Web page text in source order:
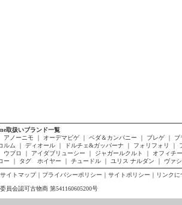
取扱いブランド一覧
アノーニモ ｜ オーデマピゲ ｜ ベダ＆カンパニー ｜ ブレゲ ｜
ブ
ルム ｜ ディオール ｜ ドルチェ&ガッバーナ ｜ フォリフォリ ｜
ウブロ ｜ アイダブリューシー ｜ ジャガールクルト ｜
オフィチ
ー ｜ タグ ホイヤー ｜ チュードル ｜ ユリス ナルダン ｜ ヴァ
サイトマップ｜ プライバシーポリシー ｜ サイトポリシー ｜ リンクに
員会認可古物商 第541160605200号